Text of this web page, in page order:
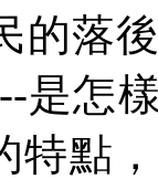
的落
是怎
特點